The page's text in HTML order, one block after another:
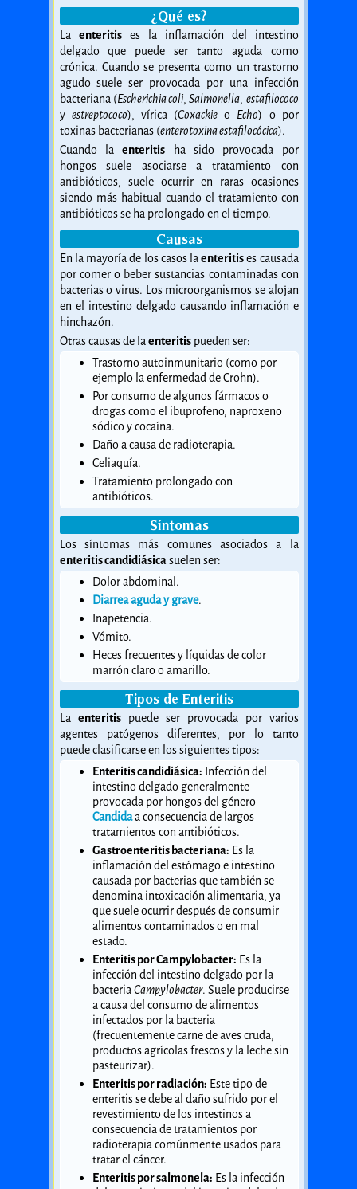
¿Qué es?
La enteritises la inflamación del intestino
delgado que puede ser tanto aguda como
crónica. Cuando se presenta como un trastorno
agudo suele ser provocada por una infección
bacteriana (Escherichia coli,Salmonella, estafilococo
y estreptococo), vírica (Coxackie o Echo) o por
toxinas bacterianas (enterotoxina estafilocócica).
Cuando laenteritis ha sido provocada por
hongos suele asociarse a tratamiento con
antibióticos, suele ocurrir en raras ocasiones
siendo más habitual cuando el tratamiento con
antibióticos se ha prolongado en el tiempo.
Causas
En la mayoría de los casos laenteritises causada
por comer o beber sustancias contaminadas con
bacterias o virus. Los microorganismos se alojan
en el intestino delgado causando inflamación e
hinchazón.
Otras causas de laenteritispueden ser:
Trastorno autoinmunitario (como por
ejemplo la enfermedad de Crohn).
Por consumo de algunos fármacos o
drogas como el ibuprofeno, naproxeno
sódico y cocaína.
Daño a causa de radioterapia.
Celiaquía.
Tratamiento prolongado con
antibióticos.
Síntomas
Los síntomas más comunes asociados a la
enteritis candidiásicasuelen ser:
Dolor abdominal.
Diarrea aguda y grave.
Inapetencia.
Vómito.
Heces frecuentes y líquidas de color
marrón claro o amarillo.
Tipos de Enteritis
La enteritispuede ser provocada por varios
agentes patógenos diferentes, por lo tanto
puede clasificarse en los siguientes tipos:
Enteritis candidiásica: Infección del
intestino delgado generalmente
provocada por hongos del género
Candidaa consecuencia de largos
tratamientos con antibióticos.
Gastroenteritis bacteriana: Es la
inflamación del estómago e intestino
causada por bacterias que también se
denomina intoxicación alimentaria, ya
que suele ocurrir después de consumir
alimentos contaminados o en mal
estado.
Enteritis por Campylobacter: Es la
infección del intestino delgado por la
bacteriaCampylobacter. Suele producirse
a causa del consumo de alimentos
infectados por la bacteria
(frecuentemente carne de aves cruda,
productos agrícolas frescos y la leche sin
pasteurizar).
Enteritis por radiación: Este tipo de
enteritis se debe al daño sufrido por el
revestimiento de los intestinos a
consecuencia de tratamientos por
radioterapia comúnmente usados para
tratar el cáncer.
Enteritis por salmonela: Es la infección